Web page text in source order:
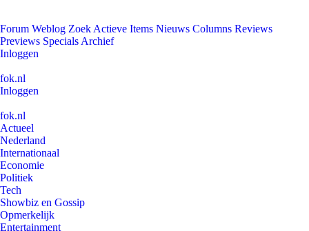
Forum Weblog Zoek Actieve Items Nieuws Columns Reviews
Previews Specials Archief
Inloggen
fok.nl
Inloggen
fok.nl
Actueel
Nederland
Internationaal
Economie
Politiek
Tech
Showbiz en Gossip
Opmerkelijk
Entertainment